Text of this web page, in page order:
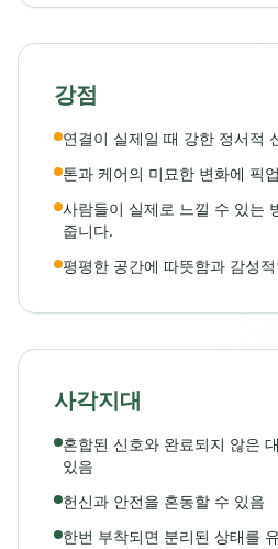
강점
연결이 실제일 때 강한 정서적
톤과 케어의 미묘한 변화에 픽업
사람들이 실제로 느낄 수 있는
줍니다.
평평한 공간에 따뜻함과 감성
사각지대
혼합된 신호와 완료되지 않은
있음
헌신과 안전을 혼동할 수 있음
한번 부착되면 분리된 상태를